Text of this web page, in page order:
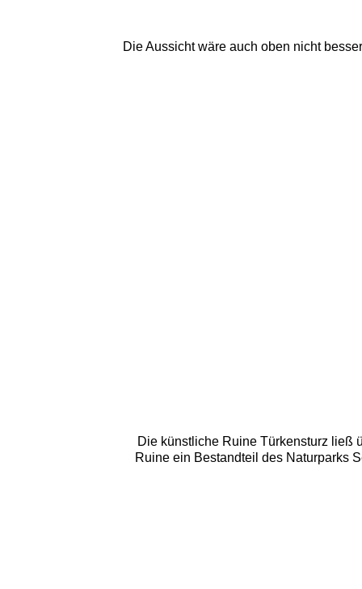
Die Aussicht wäre auch oben nicht
Die künstliche Ruine Türkensturz ließ
Ruine ein Bestandteil des Naturparks